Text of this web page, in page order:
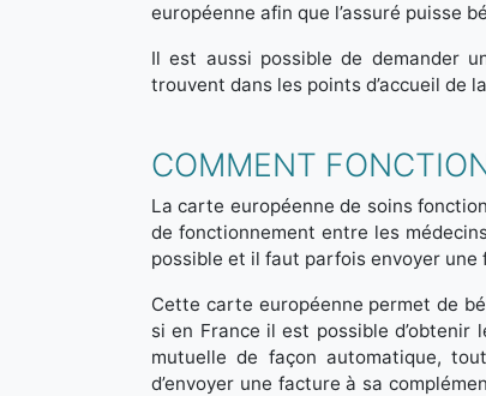
européenne afin que l’assuré puisse
Il est aussi possible de demander
trouvent dans les points d’accueil de
COMMENT
La carte européenne de soins
de fonctionnement entre les
possible et il faut parfois envoyer une
Cette carte européenne permet de
si en France il est possible
mutuelle de façon automatique,
d’envoyer une facture à sa